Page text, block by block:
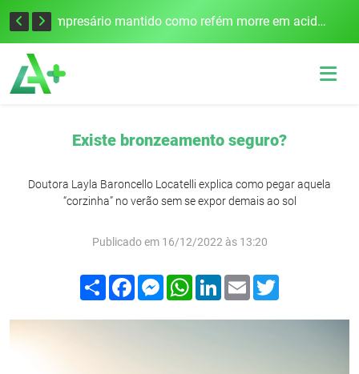
Edital para construção de ponte entre Itapiranga e Barra do Guarita deve ser lançado no segundo semestre Empresário mantido como refém morre em acidente após assalto em Cerro Largo
Existe bronzeamento seguro?
Doutora Layla Baroncello Locatelli explica como pegar aquela
“corzinha” no verão sem se expor demais ao sol
Publicado em 16/12/2022 às 13:20
Compartilhar
FacebookMessenger
WhatsApp
LinkedIn
Email